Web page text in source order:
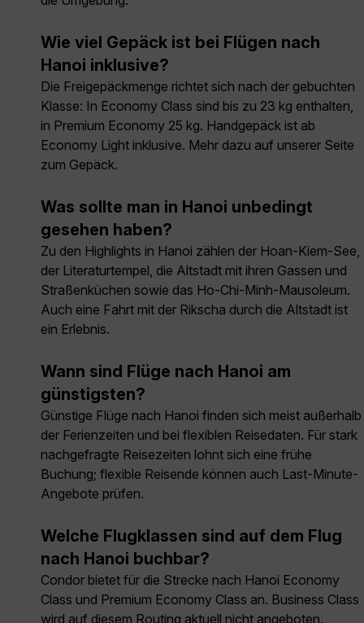
Wie viel Gepäck ist bei Flügen nach
Hanoi inklusive?
Die Freigepäckmenge richtet sich nach der gebuchten
Klasse: In Economy Class sind bis zu 23 kg enthalten,
in Premium Economy 25 kg. Handgepäck ist ab
Economy Light inklusive. Mehr dazu auf unserer Seite
zum Gepäck.
Was sollte man in Hanoi unbedingt
gesehen haben?
Zu den Highlights in Hanoi zählen der Hoan-Kiem-See,
der Literaturtempel, die Altstadt mit ihren Gassen und
Straßenküchen sowie das Ho-Chi-Minh-Mausoleum.
Auch eine Fahrt mit der Rikscha durch die Altstadt ist
ein Erlebnis.
Wann sind Flüge nach Hanoi am
günstigsten?
Günstige Flüge nach Hanoi finden sich meist außerhalb
der Ferienzeiten und bei flexiblen Reisedaten. Für stark
nachgefragte Reisezeiten lohnt sich eine frühe
Buchung; flexible Reisende können auch Last-Minute-
Angebote prüfen.
Welche Flugklassen sind auf dem Flug
nach Hanoi buchbar?
Condor bietet für die Strecke nach Hanoi Economy
Class und Premium Economy Class an. Business Class
wird auf diesem Routing aktuell nicht angeboten.